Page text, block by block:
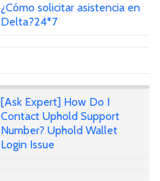
¿Cómo solicitar asistencia en
Delta?24*7
[Ask Expert] How Do I
Contact Uphold Support
Number? Uphold Wallet
Login Issue